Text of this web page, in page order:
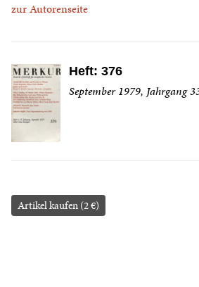
zur Autorenseite
Heft: 376
September 1979, Jahrgang
Artikel kaufen (2 €)